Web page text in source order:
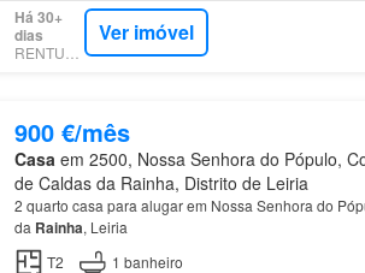
Há 30+
dias
RENTUMO
Ver imóvel
900 €/mês
Casa em 2500, Nossa Senhora do Pópulo,
de Caldas da Rainha, Distrito de Leiria
2 quarto casa para alugar em Nossa Senhora do
da Rainha, Leiria
T2
1 banheiro